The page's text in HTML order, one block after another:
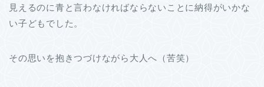
見えるのに青と言わなければならないことに納得がいかな
い子どもでした。
その思いを抱きつづけながら大人へ（苦笑）